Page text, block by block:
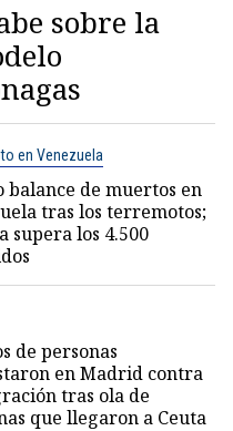
sobre la
en Venezuela
balance de muertos en
tras los terremotos;
supera los 4.500
de personas
en Madrid contra
tras ola de
que llegaron a Ceuta